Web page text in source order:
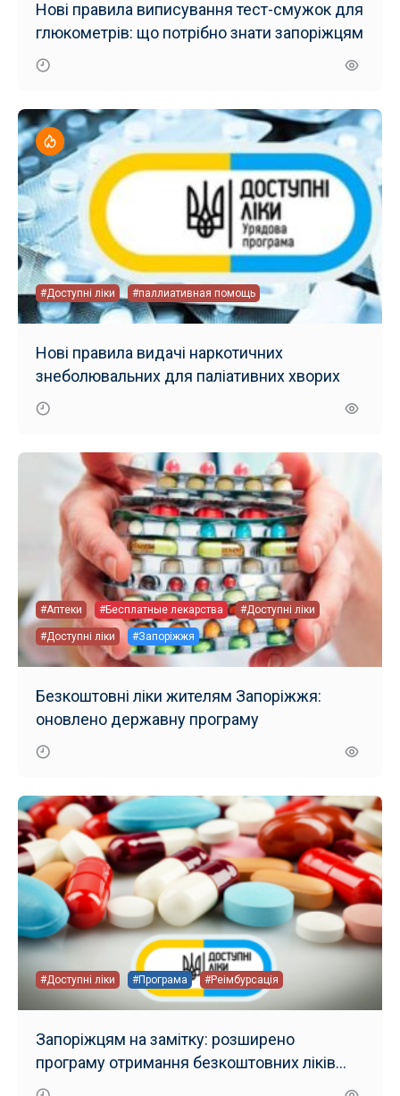
Нові правила виписування тест-смужок для
глюкометрів: що потрібно знати запоріжцям
#Доступні ліки #паллиативная помощь
Нові правила видачі наркотичних
знеболювальних для паліативних хворих
#Аптеки #Бесплатные лекарства #Доступні ліки
#Доступні ліки #Запоріжжя
Безкоштовні ліки жителям Запоріжжя:
оновлено державну програму
#Доступні ліки #Програма #Реімбурсація
Запоріжцям на замітку: розширено
програму отримання безкоштовних ліків
проти хронічних захворювань легень